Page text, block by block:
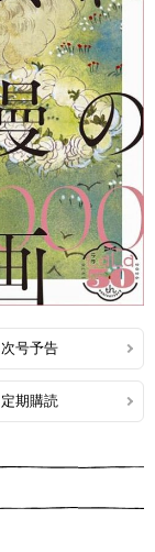
次号予告
定期購読